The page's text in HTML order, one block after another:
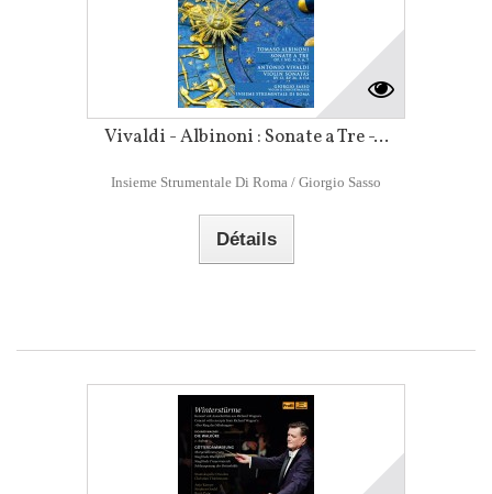
Vivaldi - Albinoni : Sonate a Tre -...
Insieme Strumentale Di Roma / Giorgio Sasso
Détails